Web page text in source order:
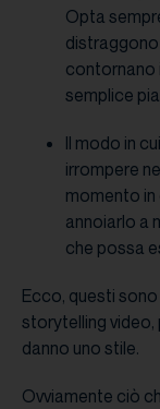
Opta
contornano
semplice
Il modo in
irrompere
momento
annoiarlo a
che possa
Ecco, questi
storytelling
danno uno stile.
Ovviamente ciò